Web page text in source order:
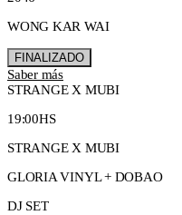
WONG KAR WAI
FINALIZADO
Saber más
STRANGE X MUBI
19:00HS
STRANGE X MUBI
GLORIA VINYL + DOBAO
DJ SET